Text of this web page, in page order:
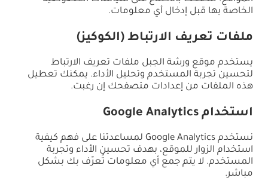
الخاصة بها قبل إدخال أي معلومات.
ملفات تعريف الارتباط (الكوكيز)
يستخدم موقع ورشة الجبل ملفات تعريف الارتباط
لتحسين تجربة المستخدم وتحليل الأداء. يمكنك تعطيل
هذه الملفات من إعدادات متصفحك إن رغبت.
استخدام Google Analytics
نستخدم Google Analytics لمساعدتنا على فهم كيفية
استخدام الزوار للموقع، بهدف تحسين الأداء وتجربة
المستخدم. لا يتم جمع أي معلومات تُعرّف بك بشكل
مباشر.